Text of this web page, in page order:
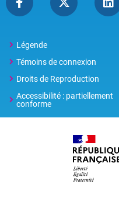
Légende
Témoins de connexion
Droits de Reproduction
Accessibilité : partiellement
conforme